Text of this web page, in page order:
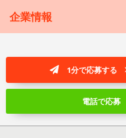
企業情報
1分で応募する
電話で応募